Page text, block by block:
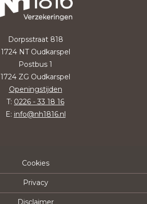
Dorpsstraat 818
1724 NT Oudkarspel
Postbus 1
1724 ZG Oudkarspel
Openingstijden
T: 0226 - 33 18 16
E: info@nh1816.nl
Cookies
Privacy
Disclaimer